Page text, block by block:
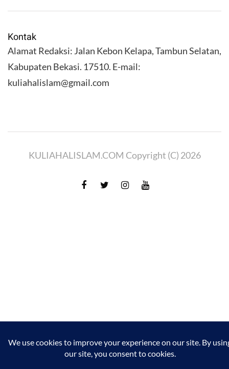
Kontak
Alamat Redaksi: Jalan Kebon Kelapa, Tambun Selatan,
Kabupaten Bekasi. 17510. E-mail:
kuliahalislam@gmail.com
KULIAHALISLAM.COM Copyright (C) 2026